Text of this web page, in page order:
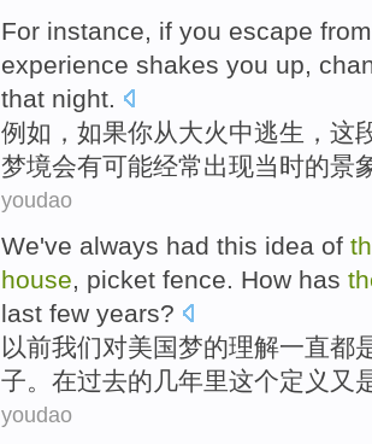
For instance, if you escape from
experience shakes you up,
that night.
例如 ， 如果你从大火中逃生 ， 这
梦境会有可能经常出现当时的景
youdao
We've always had this idea of
house, picket fence. How has
last few years?
以前我们对美国梦的理解一直都
子。 在过去的几年里这个定义又
youdao